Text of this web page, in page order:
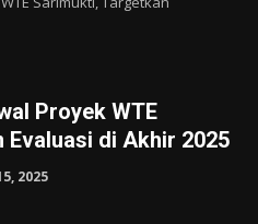
Proyek WTE
di Akhir 2025
2025